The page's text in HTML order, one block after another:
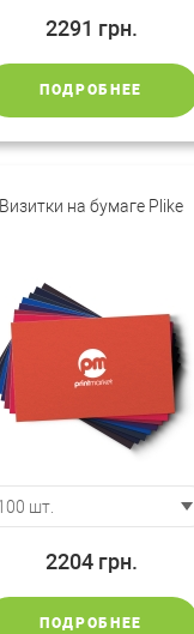
2291 грн.
ПОДРОБНЕЕ
Визитки на бумаге Plike
2204 грн.
ПОДРОБНЕЕ